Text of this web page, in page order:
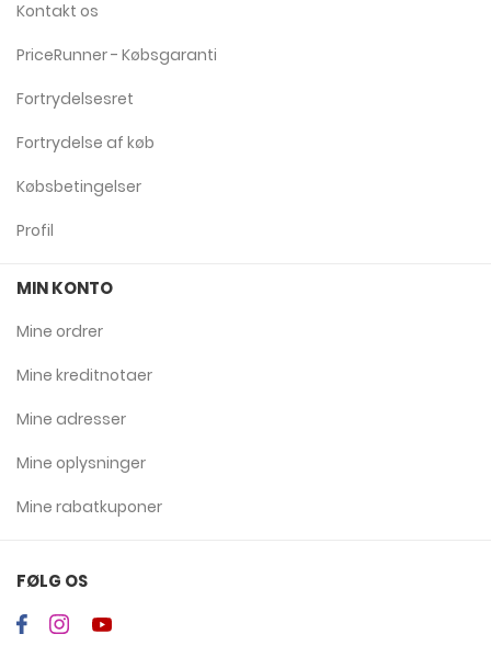
Kontakt os
PriceRunner - Købsgaranti
Fortrydelsesret
Fortrydelse af køb
Købsbetingelser
Profil
MIN KONTO
Mine ordrer
Mine kreditnotaer
Mine adresser
Mine oplysninger
Mine rabatkuponer
FØLG OS